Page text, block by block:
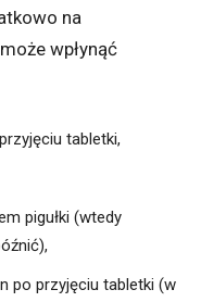
na
wpłynąć
tabletki,
pigułki (wtedy
po przyjęciu tabletki (w